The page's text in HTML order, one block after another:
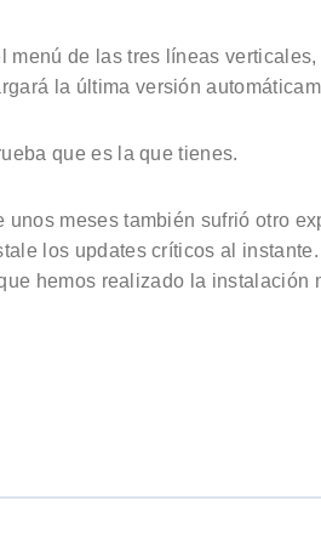
de las tres líneas
la última versión
que es la que tienes.
meses también sufrió otro
los updates críticos al
hemos realizado la instalación